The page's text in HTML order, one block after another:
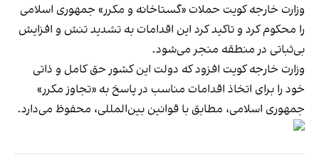
وزارت خارجه کویت حملات «گستاخانه و مکرر» جمهوری اسلامی
را محکوم کرد و تاکید کرد این اقدامات به تشدید تنش و افزایش
بی‌ثباتی در منطقه منجر می‌شود.
وزارت خارجه کویت افزود که دولت این کشور حق کامل و ذاتی
خود را برای اتخاذ اقدامات مناسب در پاسخ به «تجاوز مکرر»
جمهوری اسلامی، مطابق با قوانین بین‌المللی، محفوظ می‌دارد.